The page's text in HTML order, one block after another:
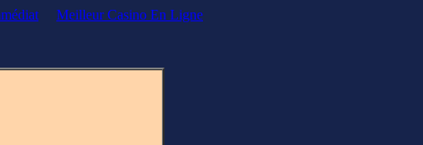
Meilleur Casino En Ligne